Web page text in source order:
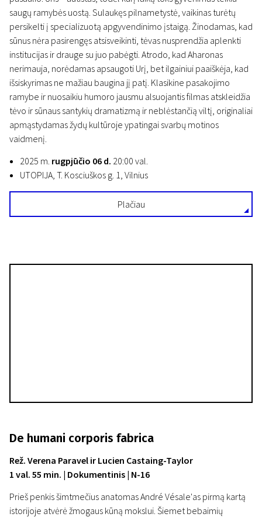
saugų ramybės uostą. Sulaukęs pilnametystė, vaikinas turėtų
persikelti į specializuotą apgyvendinimo įstaigą. Žinodamas, kad
sūnus nėra pasirengęs atsisveikinti, tėvas nusprendžia aplenkti
institucijas ir drauge su juo pabėgti. Atrodo, kad Aharonas
nerimauja, norėdamas apsaugoti Urį, bet ilgainiui paaiškėja, kad
išsiskyrimas ne mažiau baugina jį patį. Klasikine pasakojimo
ramybe ir nuosaikiu humoro jausmu alsuojantis filmas atskleidžia
tėvo ir sūnaus santykių dramatizmą ir neblėstančią viltį, originaliai
apmąstydamas žydų kultūroje ypatingai svarbų motinos
vaidmenį.
2025 m. rugpjūčio 06 d. 20:00 val.
UTOPIJA, T. Kosciuškos g. 1, Vilnius
Plačiau
De humani corporis fabrica
Rež. Verena Paravel ir Lucien Castaing-Taylor
1 val. 55 min. | Dokumentinis | N-16
Prieš penkis šimtmečius anatomas André Vésale'as pirmą kartą
istorijoje atvėrė žmogaus kūną mokslui. Šiemet bebaimių